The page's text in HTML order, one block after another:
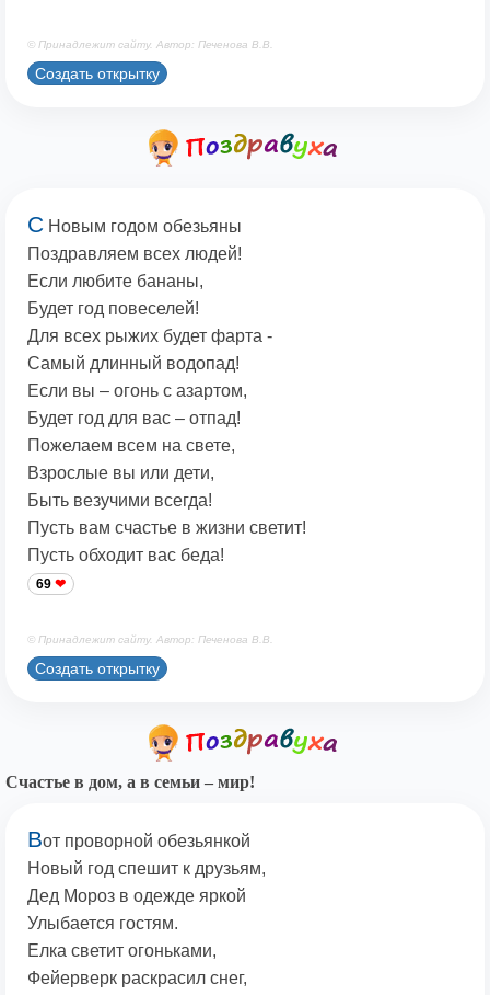
© Принадлежит сайту. Автор: Печенова В.В.
Создать открытку
С Новым годом обезьяны
Поздравляем всех людей!
Если любите бананы,
Будет год повеселей!
Для всех рыжих будет фарта -
Самый длинный водопад!
Если вы – огонь с азартом,
Будет год для вас – отпад!
Пожелаем всем на свете,
Взрослые вы или дети,
Быть везучими всегда!
Пусть вам счастье в жизни светит!
Пусть обходит вас беда!
69
© Принадлежит сайту. Автор: Печенова В.В.
Создать открытку
Счастье в дом, а в семьи – мир!
Вот проворной обезьянкой
Новый год спешит к друзьям,
Дед Мороз в одежде яркой
Улыбается гостям.
Елка светит огоньками,
Фейерверк раскрасил снег,